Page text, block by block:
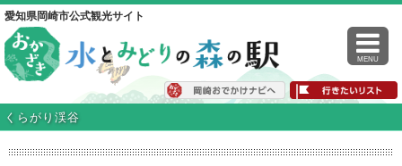
愛知県岡崎市公式観光サイト
MENU
くらがり渓谷